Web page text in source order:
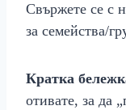
Свържете се с
за семейства/
Кратка
отивате, за да